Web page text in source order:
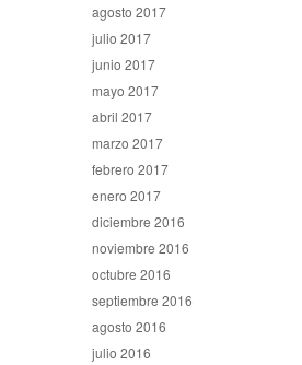
agosto 2017
julio 2017
junio 2017
mayo 2017
abril 2017
marzo 2017
febrero 2017
enero 2017
diciembre 2016
noviembre 2016
octubre 2016
septiembre 2016
agosto 2016
julio 2016